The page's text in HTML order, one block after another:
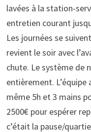
lavées à la station-
entretien courant
Les journées se
revient le soir avec
chute. Le système de
entièrement.
même 5h et 3 mains
2500€ pour espérer
c’était la pause/